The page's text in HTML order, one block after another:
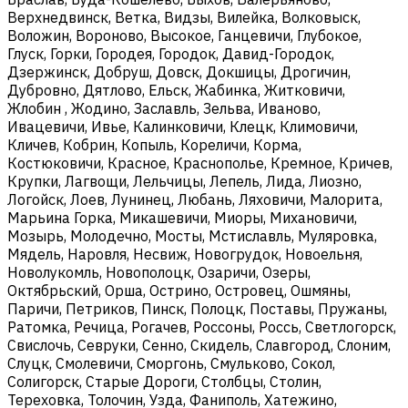
Верхнедвинск, Ветка, Видзы, Вилейка, Волковыск,
Воложин, Вороново, Высокое, Ганцевичи, Глубокое,
Глуск, Горки, Городея, Городок, Давид-Городок,
Дзержинск, Добруш, Довск, Докшицы, Дрогичин,
Дубровно, Дятлово, Ельск, Жабинка, Житковичи,
Жлобин , Жодино, Заславль, Зельва, Иваново,
Ивацевичи, Ивье, Калинковичи, Клецк, Климовичи,
Кличев, Кобрин, Копыль, Кореличи, Корма,
Костюковичи, Красное, Краснополье, Кремное, Кричев,
Крупки, Лагвощи, Лельчицы, Лепель, Лида, Лиозно,
Логойск, Лоев, Лунинец, Любань, Ляховичи, Малорита,
Марьина Горка, Микашевичи, Миоры, Михановичи,
Мозырь, Молодечно, Мосты, Мстиславль, Муляровка,
Мядель, Наровля, Несвиж, Новогрудок, Новоельня,
Новолукомль, Новополоцк, Озаричи, Озеры,
Октябрьский, Орша, Острино, Островец, Ошмяны,
Паричи, Петриков, Пинск, Полоцк, Поставы, Пружаны,
Ратомка, Речица, Рогачев, Россоны, Россь, Светлогорск,
Свислочь, Севруки, Сенно, Скидель, Славгород, Слоним,
Слуцк, Смолевичи, Сморгонь, Смульково, Сокол,
Солигорск, Старые Дороги, Столбцы, Столин,
Тереховка, Толочин, Узда, Фаниполь, Хатежино,